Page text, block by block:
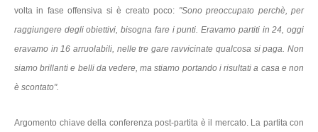
volta in fase offensiva si è creato poco: "Sono preoccupato perchè, per
raggiungere degli obiettivi, bisogna fare i punti. Eravamo partiti in 24, oggi
eravamo in 16 arruolabili, nelle tre gare ravvicinate qualcosa si paga. Non
siamo brillanti e belli da vedere, ma stiamo portando i risultati a casa e non
è scontato".
Argomento chiave della conferenza post-partita è il mercato. La partita con